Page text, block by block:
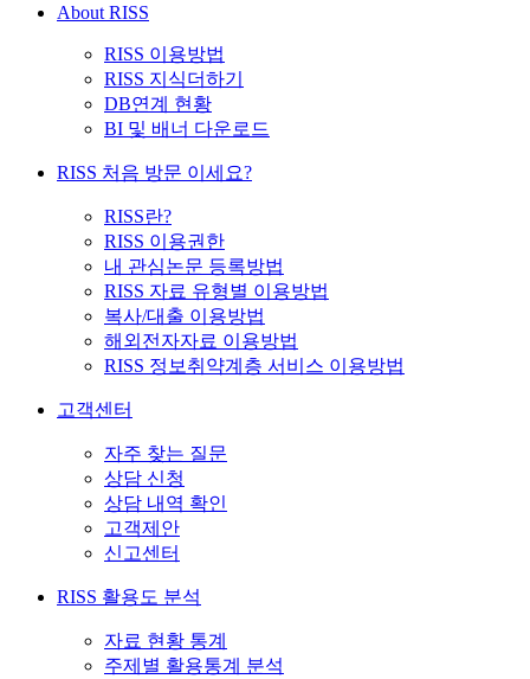
About RISS
RISS 이용방법
RISS 지식더하기
DB연계 현황
BI 및 배너 다운로드
RISS 처음 방문 이세요?
RISS란?
RISS 이용권한
내 관심논문 등록방법
RISS 자료 유형별 이용방법
복사/대출 이용방법
해외전자자료 이용방법
RISS 정보취약계층 서비스 이용방법
고객센터
자주 찾는 질문
상담 신청
상담 내역 확인
고객제안
신고센터
RISS 활용도 분석
자료 현황 통계
주제별 활용통계 분석